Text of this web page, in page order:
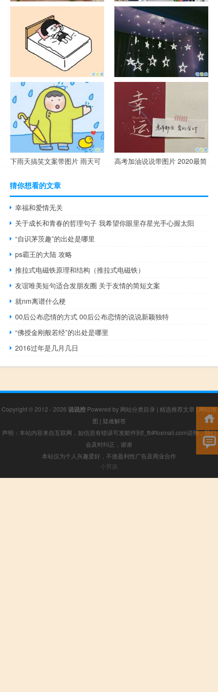
官宣恋爱的说说配图 官宣句子
抖音摆地摊文案 摆地摊的搞笑
说说带图片
谐音梗土味情话大全带图片 油
腻搞笑的土味情话
很酷的霸气句子带图片 最新霸
气说说高冷范
下雨天搞笑文案带图片 雨天可
以发的幽默句子
高考加油说说带图片 2020最简
单励志的高考文案
猜你想看的文章
幸福和爱情无关
关于成长和青春的哲理句子 我希望你眼里存星光手心握太阳
“自识茅茨趣”的出处是哪里
ps霸王的大陆 攻略
推拉式电磁铁原理和结构（推拉式电磁铁）
友谊唯美短句适合发朋友圈 关于友情的简短文案
就nm离谱什么梗
00后公布恋情的方式 00后公布恋情的说说新颖独特
“佛授金刚般若经”的出处是哪里
2016过年是几月几日
Copyright © 2012 - 2026 说说控 Powered by 网站分类目录 | 精选推荐文章 |网站地
图 | 疑难解答
声明：本站内容来自互联网，如信息有错误可发邮件到f_fb#foxmail.com说明，我们
会及时纠正，谢谢
本站仅为个人兴趣爱好，不接盈利性广告及商业合作
小男孩